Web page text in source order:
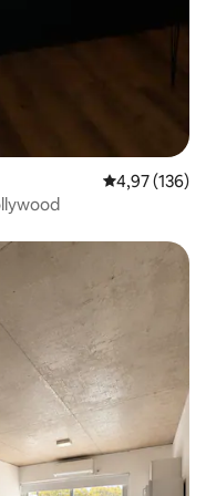
Priemerné
4,97 (136)